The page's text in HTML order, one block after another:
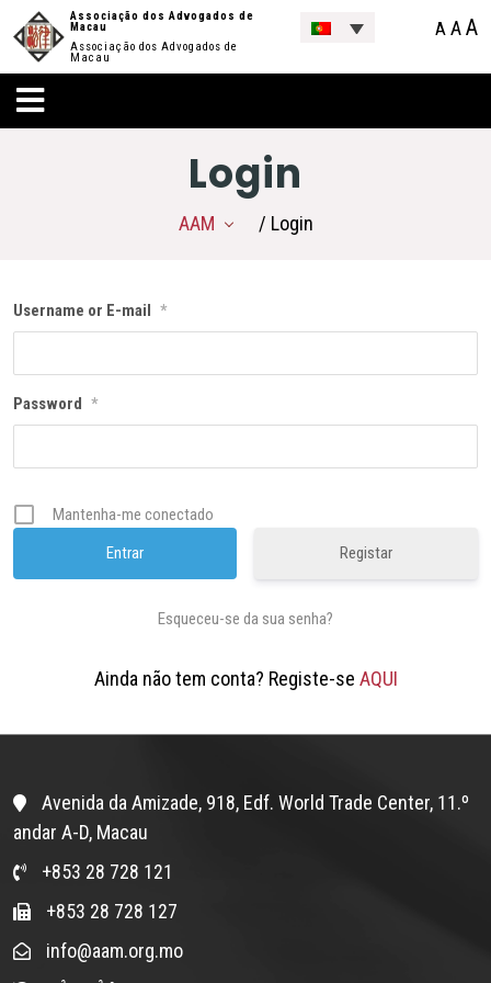
Associação dos Advogados de
Macau
Associação dos Advogados de
Macau
A AA
Login
AAM / Login
Username or E-mail *
Password *
Mantenha-me conectado
Registar
Esqueceu-se da sua senha?
Ainda não tem conta? Registe-se AQUI
Avenida da Amizade, 918, Edf. World Trade Center, 11.º
andar A-D, Macau
+853 28 728 121
+853 28 728 127
info@aam.org.mo